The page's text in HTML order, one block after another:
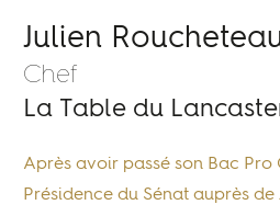
Julien
Chef
La Table du
Après avoir passé son Bac
Présidence du Sénat auprès